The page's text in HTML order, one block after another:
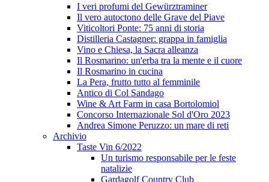
I veri profumi del Gewürztraminer
Il vero autoctono delle Grave del Piave
Viticoltori Ponte: 75 anni di storia
Distilleria Castagner: grappa in famiglia
Vino e Chiesa, la Sacra alleanza
Il Rosmarino: un'erba tra la mente e il cuore
Il Rosmarino in cucina
La Pera, frutto tutto al femminile
Antico di Col Sandago
Wine & Art Farm in casa Bortolomiol
Concorso Internazionale Sol d'Oro 2023
Andrea Simone Peruzzo: un mare di reti
Archivio
Taste Vin 6/2022
Un turismo responsabile per le feste
natalizie
Gardagolf Country Club